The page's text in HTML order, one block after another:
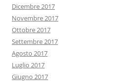
Dicembre 2017
Novembre 2017
Ottobre 2017
Settembre 2017
Agosto 2017
Luglio 2017
Giugno 2017